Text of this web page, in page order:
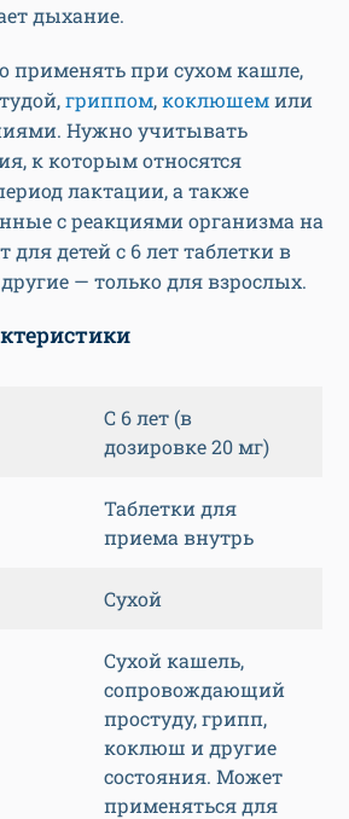
дыхание.
применять при сухом кашле,
гриппом,коклюшемили
Нужно учитывать
к которым относятся
лактации, а также
с реакциями организма на
для детей с 6 лет таблетки в
— только для взрослых.
С 6 лет (в
дозировке 20 мг)
Таблетки для
приема внутрь
Сухой
Сухой кашель,
сопровождающий
простуду, грипп,
коклюш и другие
состояния. Может
применяться для